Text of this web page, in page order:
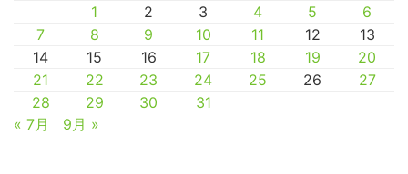
1
2 3 4 5
6
7
8 9 10 11 12
13
14
15 16 17 18 19
20
21
22 23 24 25 26
27
28
29 30
31
« 7月
9月 »